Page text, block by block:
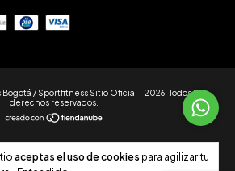
aceptas el uso de cookies para agilizar tu
/ Sportfitness Sitio Oficial - 2026. Todos los
derechos reservados.